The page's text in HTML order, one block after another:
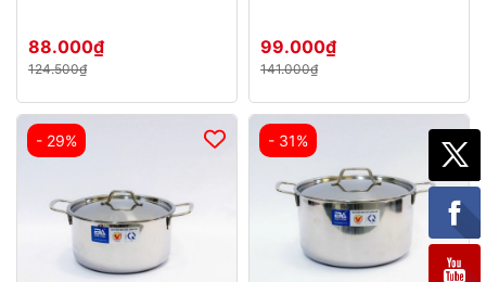
88.000₫
124.500₫
99.000₫
141.000₫
- 29% - 31%